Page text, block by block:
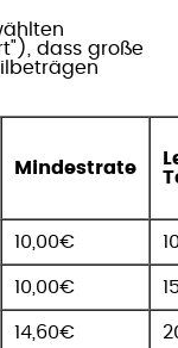
dass große
Mindestrate
10,00€
10,00€
14,60€